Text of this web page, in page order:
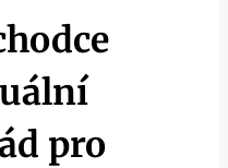
pro